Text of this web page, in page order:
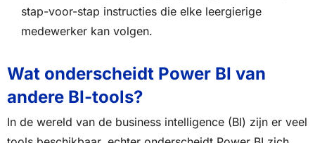
stap-voor-stap instructies die elke leergierige
medewerker kan volgen.
Wat onderscheidt Power BI van
andere BI-tools?
In de wereld van de business intelligence (BI) zijn er veel